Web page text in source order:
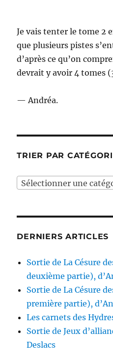
Je vais tenter le tome 2
que plusieurs pistes
d’après ce qu’on
devrait y avoir 4 tomes
— Andréa.
TRIER PAR
Sélectionner une
DERNIERS ARTICLES
Sortie de La Césure
deuxième partie),
Sortie de La Césure
première partie),
Les carnets des
Sortie de Jeux
Deslacs